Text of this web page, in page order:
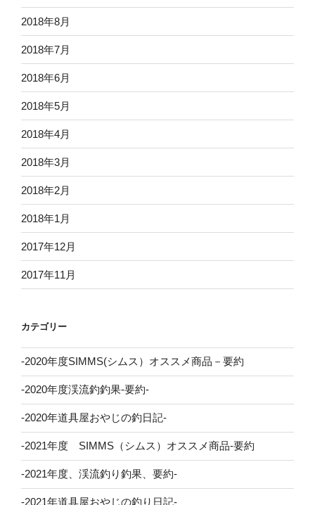
2018年8月
2018年7月
2018年6月
2018年5月
2018年4月
2018年3月
2018年2月
2018年1月
2017年12月
2017年11月
カテゴリー
-2020年度SIMMS(シムス）オススメ商品－要約
-2020年度渓流釣釣果-要約-
-2020年道具屋おやじの釣日記-
-2021年度 SIMMS（シムス）オススメ商品-要約
-2021年度、渓流釣り釣果、要約-
-2021年道具屋おやじの釣り日記-